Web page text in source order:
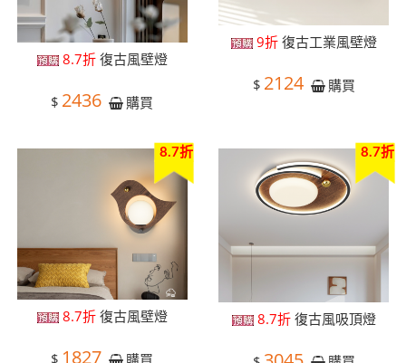
8.7折復古風壁燈
$ 2436 購買
9折復古工業風壁燈
$ 2124 購買
8.7折
8.7折復古風壁燈
$ 1827
8.7折
8.7折復古風吸頂燈